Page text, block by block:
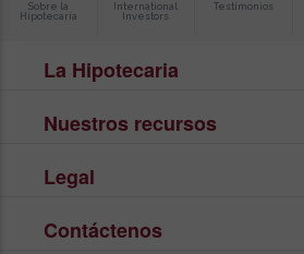
Sobre la
Hipotecaria
International
Investors
Testimonios
La Hipotecaria
Nuestros recursos
Legal
Contáctenos